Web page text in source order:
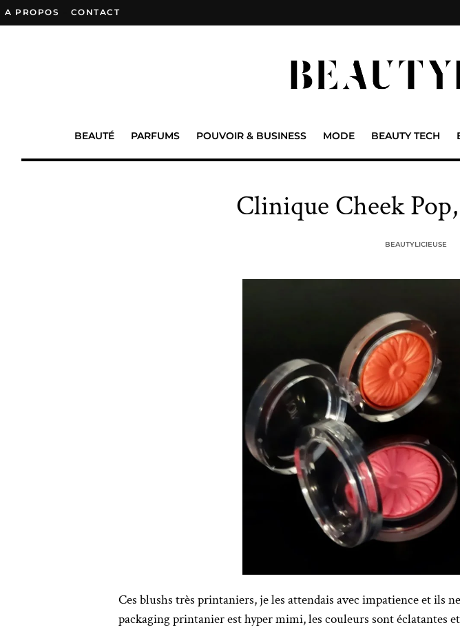
A PROPOS CONTACT
BEAUTÉ PARFUMS POUVOIR & BUSINESS MODE BEAUTY TECH
Clinique Cheek
BEAUTYLICIEUSE
Ces blushs très printaniers, je les attendais avec impatience et ils
packaging printanier est hyper mimi, les couleurs sont éclatantes